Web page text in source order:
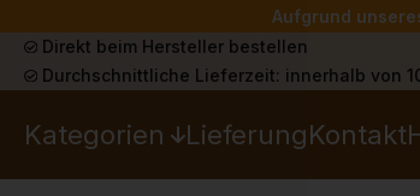
Aufgrund
Direkt beim Hersteller bestellen
Durchschnittliche Lieferzeit: innerhalb von
Kategorien LieferungKontakt